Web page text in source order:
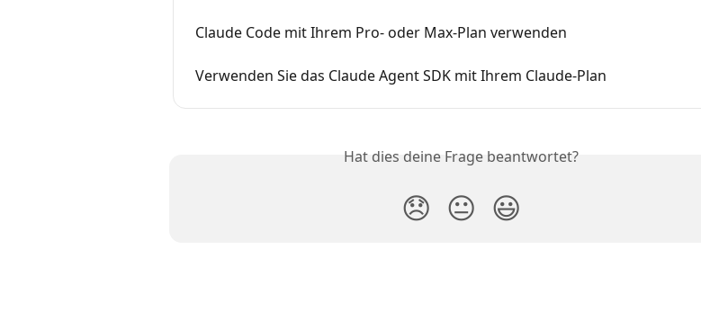
Claude Code mit Ihrem Pro- oder Max-Plan verwenden
Verwenden Sie das Claude Agent SDK mit Ihrem Claude-Plan
Hat dies deine Frage beantwortet?
😞 😐 😃